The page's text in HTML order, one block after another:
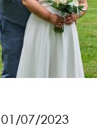
07/2023